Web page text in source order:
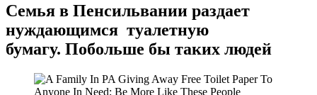
Семья в Пенсильвании раздает
нуждающимся туалетную
бумагу. Побольше бы таких людей